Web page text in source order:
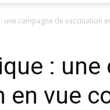
une campagne de vaccination
: une
en vue